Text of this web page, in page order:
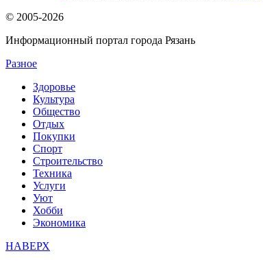
© 2005-2026
Информационный портал города Рязань
Разное
Здоровье
Культура
Общество
Отдых
Покупки
Спорт
Строительство
Техника
Услуги
Уют
Хобби
Экономика
НАВЕРХ